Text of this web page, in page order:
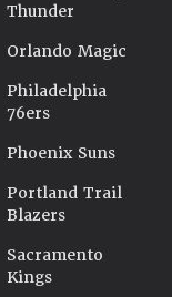
Thunder
Orlando Magic
Philadelphia
76ers
Phoenix Suns
Portland Trail
Blazers
Sacramento
Kings